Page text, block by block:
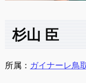
杉山 臣
所属： ガイナーレ鳥